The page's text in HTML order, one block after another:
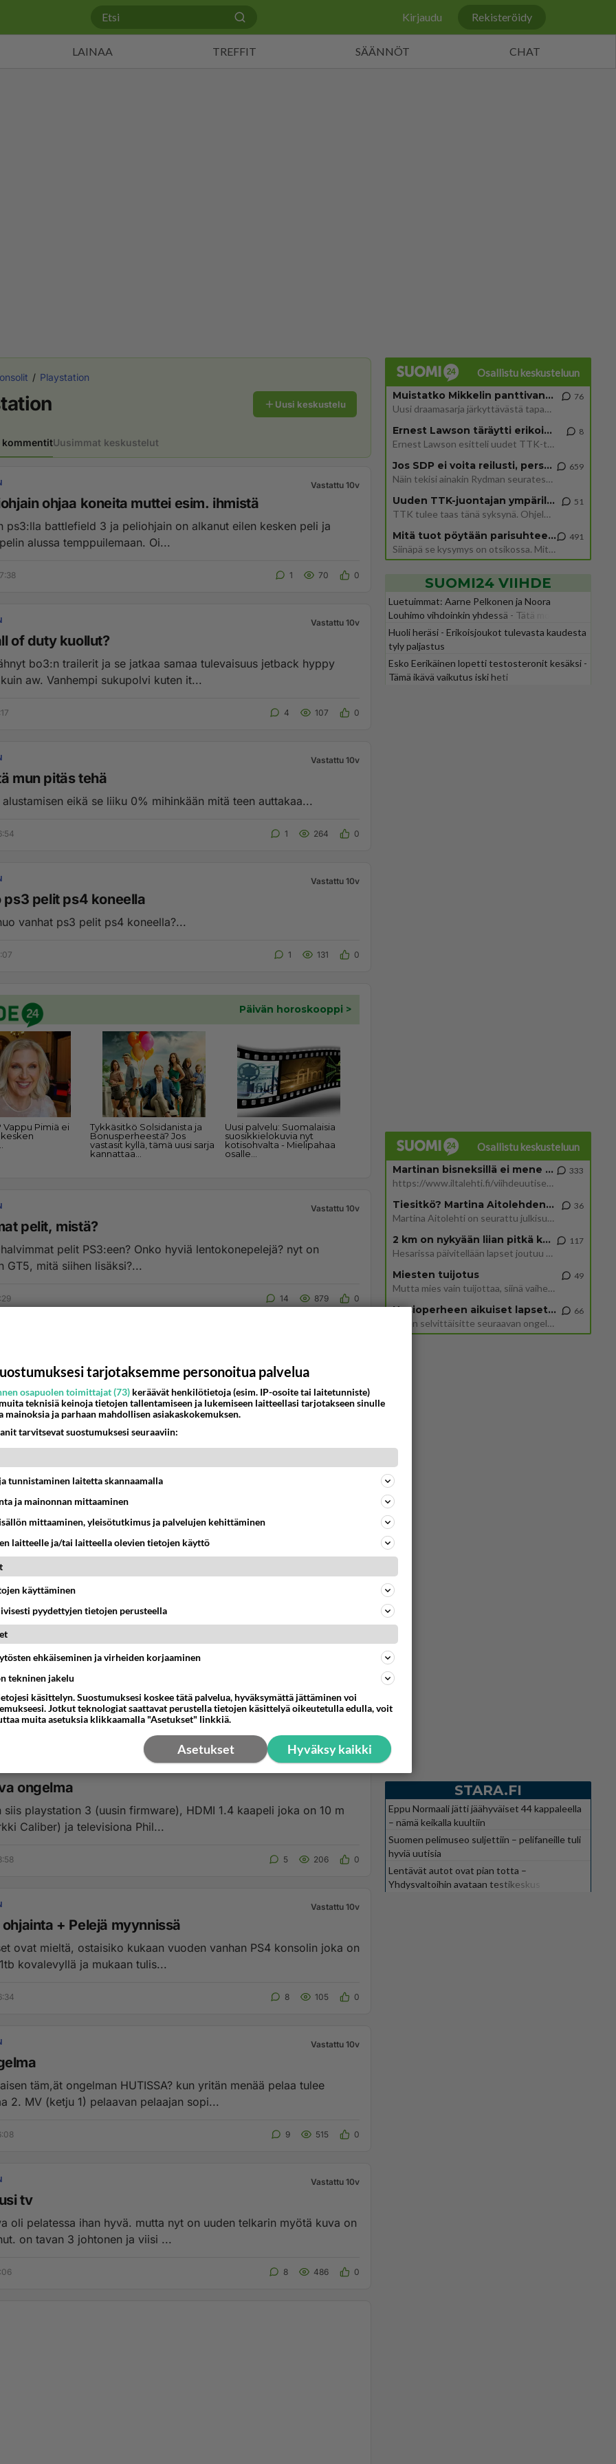
Kirjaudu Rekisteröidy
LAINAA TREFFIT SÄÄNNÖT CHAT
Playstation
Uusi keskustelu
kommentitUusimmat keskustelut
Vastattu 10v
ohjaa koneita muttei esim. ihmistä
3 ja peliohjain on alkanut eilen kesken peli ja
alussa temppuilemaan. Oi...
1 70 0
Vastattu 10v
of duty kuollut?
bo3:n trailerit ja se jatkaa samaa tulevaisuus jetback hyppy
aw. Vanhempi sukupolvi kuten it...
4 107 0
Vastattu 10v
mun pitäs tehä
eikä se liiku 0% mihinkään mitä teen auttakaa...
1 264 0
Vastattu 10v
ps3 pelit ps4 koneella
vanhat ps3 pelit ps4 koneella?...
1 131 0
Vastattu 10v
pelit, mistä?
pelit PS3:een? Onko hyviä lentokonepelejä? nyt on
GT5, mitä siihen lisäksi?...
14 879 0
siirto toiseen.
"läski" hajos, tai oikeastaan verkkokortti.. Eli toimii täysin, mutta
ongelma
siis playstation 3 (uusin firmware), HDMI 1.4 kaapeli joka on 10 m
Caliber) ja televisiona Phil...
5 206 0
Vastattu 10v
+ Pelejä myynnissä
ovat mieltä, ostaisiko kukaan vuoden vanhan PS4 konsolin joka on
kovalevyllä ja mukaan tulis...
8 105 0
Vastattu 10v
täm,ät ongelman HUTISSA? kun yritän menää pelaa tulee
2. MV (ketju 1) pelaavan pelaajan sopi...
9 515 0
Vastattu 10v
tv
oli pelatessa ihan hyvä. mutta nyt on uuden telkarin myötä kuva on
on tavan 3 johtonen ja viisi ...
8 486 0
Osallistu keskusteluun
Muistatko Mikkelin panttivankidraaman?
Uusi draamasarja järkyttävästä tapauksesta on tulossa. Tositapahtumiin perustuva sarja ammentaa vuoden 1986 Mikkelin pan
76
Ernest Lawson täräytti erikoisen heiton TTK-lehdistötilaisuudessa: " Onko tässä tarkoituksena...?"
Ernest Lawson esitteli uudet TTK-tähtioppilaat ja opettajat torstaina 6.8. lehdistölle. Tulevalla kaudella on yksi hausk
8
Jos SDP ei voita reilusti, persut kumoavat demokratian Suomesta
Näin tekisi ainakin Rydman seuratessaan idolinsa Trumpin mallia https://www.is.fi/politiikka/art-2000012187244.html
659
Uuden TTK-juontajan ympärillä epätietoisuus sakenee - Nyt MTV hämmentää soppaa
TTK tulee taas tänä syksynä. Ohjelman uudet tähtioppilaat julkistetaan torstaina 6. elokuuta klo 14 alkavassa lehdistö
51
Mitä tuot pöytään parisuhteessa?
Siinäpä se kysymys on otsikossa. Mitäpä siis tuot/toisit pöytään parisuhteessa? Oletko mies vai nainen? Koetko sen mitä
491
SUOMI24 VIIHDE
Luetuimmat: Aarne Pelkonen ja Noora
Louhimo vihdoinkin yhdessä - Tätä moni jo
odotti
Huoli heräsi - Erikoisjoukot tulevasta kaudesta
tyly paljastus
Esko Eerikäinen lopetti testosteronit kesäksi -
Tämä ikävä vaikutus iski heti
Osallistu keskusteluun
Martinan bisneksillä ei mene hyvin
https://www.iltalehti.fi/viihdeuutiset/a/c46da6ab-340f-4790-aaa7-0865eed2336 Yrityksen konkurssihakemus on tullut kärä
333
Tiesitkö? Martina Aitolehden isäpuoli on tämä suosittu laulaja
Martina Aitolehti on seurattu julkisuuden henkilö. Lähipiiriin mahtuu muitakin tunnettuja henkilöitä. Tiesitkö, että Ma
36
2 km on nykyään liian pitkä koulumatka
Hesarissa päivitellään lapset joutuu nyt kulkemaan 2 km kouluun jösses. Ruostefillarilla tuo matka menee vaikka miten äk
117
Miesten tuijotus
Mutta mies vain tuijottaa, siinä vaiheessa käännän itse pään pois. Mikä juttu? Yleensä jos joku tuijottaa tai katsoo, hä
49
Uusioperheen aikuiset lapset tyhjentää jääkaapin käydessään
Miten selvittäisitte seuraavan ongelman, meillä on uusioperhe, minulla teini-ikäiset lapset ja puolisolla aikuiset, jotk
66
STARA.FI
Eppu Normaali jätti jäähyväiset 44 kappaleella
– nämä keikalla kuultiin
Suomen pelimuseo suljettiin – pelifaneille tuli
hyviä uutisia
Lentävät autot ovat pian totta –
Yhdysvaltoihin avataan testikeskus
tarjotaksemme personoitua palvelua
osapuolen toimittajat (73) keräävät henkilötietoja (esim. IP-osoite tai laitetunniste)
teknisiä keinoja tietojen tallentamiseen ja lukemiseen laitteellasi tarjotakseen sinulle
ja parhaan mahdollisen asiakaskokemuksen.
tarvitsevat suostumuksesi seuraaviin:
tunnistaminen laitetta skannaamalla
ja mainonnan mittaaminen
mittaaminen, yleisötutkimus ja palvelujen kehittäminen
laitteelle ja/tai laitteella olevien tietojen käyttö
käyttäminen
pyydettyjen tietojen perusteella
ehkäiseminen ja virheiden korjaaminen
tekninen jakelu
käsittelyn. Suostumuksesi koskee tätä palvelua, hyväksymättä jättäminen voi
Jotkut teknologiat saattavat perustella tietojen käsittelyä oikeutetulla edulla, voit
muita asetuksia klikkaamalla "Asetukset" linkkiä.
Hyväksy kaikki
Asetukset